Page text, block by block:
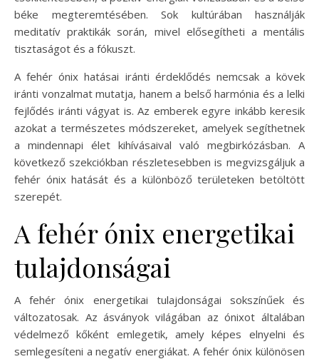
béke megteremtésében. Sok kultúrában használják
meditatív praktikák során, mivel elősegítheti a mentális
tisztaságot és a fókuszt.
A fehér ónix hatásai iránti érdeklődés nemcsak a kövek
iránti vonzalmat mutatja, hanem a belső harmónia és a lelki
fejlődés iránti vágyat is. Az emberek egyre inkább keresik
azokat a természetes módszereket, amelyek segíthetnek
a mindennapi élet kihívásaival való megbirkózásban. A
következő szekciókban részletesebben is megvizsgáljuk a
fehér ónix hatását és a különböző területeken betöltött
szerepét.
A fehér ónix energetikai
tulajdonságai
A fehér ónix energetikai tulajdonságai sokszínűek és
változatosak. Az ásványok világában az ónixot általában
védelmező kőként emlegetik, amely képes elnyelni és
semlegesíteni a negatív energiákat. A fehér ónix különösen